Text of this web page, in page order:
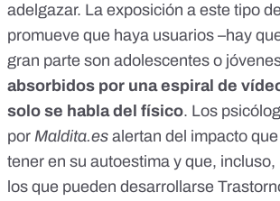
adelgazar. La exposición a este tipo
promueve que haya usuarios –hay
gran parte son adolescentes o
absorbidos por una espiral de
solo se habla del físico. Los
por Maldita.es alertan del impacto
tener en su autoestima y que, incluso,
los que pueden desarrollarse